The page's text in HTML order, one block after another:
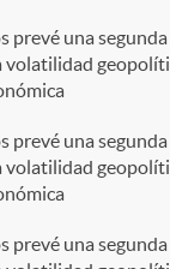
prevé una
volatilidad
prevé una
volatilidad
prevé una